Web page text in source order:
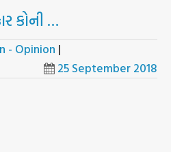
કોની …
- Opinion |
25 September 2018